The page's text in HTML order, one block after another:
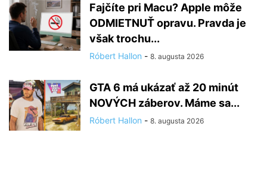
Fajčíte pri Macu? Apple môže
ODMIETNUŤ opravu. Pravda je
však trochu...
Róbert Hallon - 8. augusta 2026
GTA 6 má ukázať až 20 minút
NOVÝCH záberov. Máme sa...
Róbert Hallon - 8. augusta 2026